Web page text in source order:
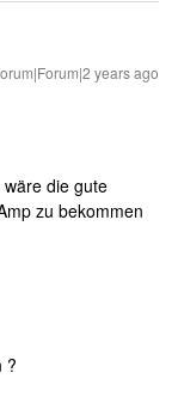
years ago
die gute
zu bekommen
?